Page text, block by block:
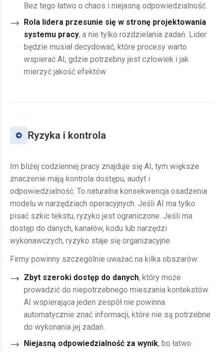
Bez tego łatwo o chaos i niejasną odpowiedzialność.
Rola lidera przesunie się w stronę projektowania
systemu pracy, a nie tylko rozdzielania zadań. Lider
będzie musiał decydować, które procesy warto
wspierać AI, gdzie potrzebny jest człowiek i jak
mierzyć jakość efektów.
Ryzyka i kontrola
Im bliżej codziennej pracy znajduje się AI, tym większe
znaczenie mają kontrola dostępu, audyt i
odpowiedzialność. To naturalna konsekwencja osadzenia
modelu w narzędziach operacyjnych. Jeśli AI ma tylko
pisać szkic tekstu, ryzyko jest ograniczone. Jeśli ma
dostęp do danych, kanałów, kodu lub narzędzi
wykonawczych, ryzyko staje się organizacyjne.
Firmy powinny szczególnie uważać na kilka obszarów:
Zbyt szeroki dostęp do danych, który może
prowadzić do niepotrzebnego mieszania kontekstów.
AI wspierająca jeden zespół nie powinna
automatycznie znać informacji, które nie są potrzebne
do wykonania jej zadań.
Niejasną odpowiedzialność za wynik, bo łatwo